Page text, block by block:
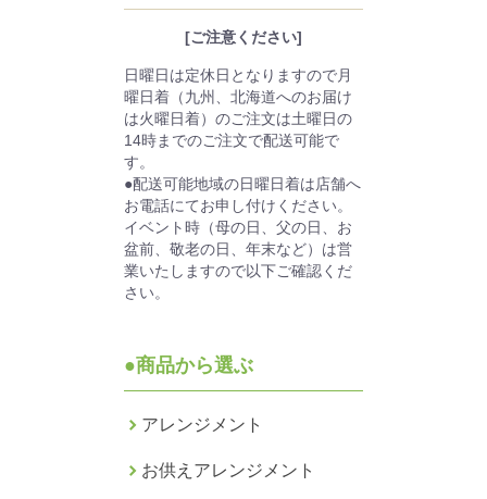
[ご注意ください]
日曜日は定休日となりますので月
曜日着（九州、北海道へのお届け
は火曜日着）のご注文は土曜日の
14時までのご注文で配送可能で
す。
●配送可能地域の日曜日着は店舗へ
お電話にてお申し付けください。
イベント時（母の日、父の日、お
盆前、敬老の日、年末など）は営
業いたしますので以下ご確認くだ
さい。
●商品から選ぶ
アレンジメント
お供えアレンジメント